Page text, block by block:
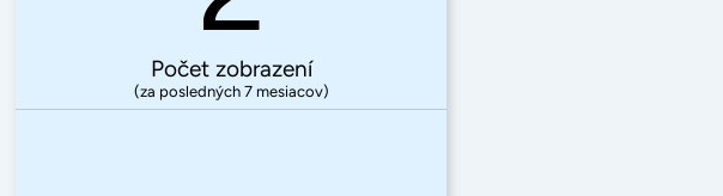
Počet zobrazení
(za posledných 7 mesiacov)